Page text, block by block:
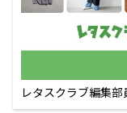
レタスクラブ編集